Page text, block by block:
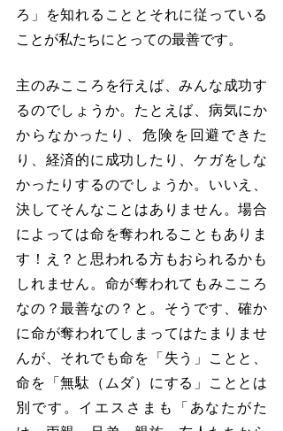
ろ」を知れることとそれに従っている
ことが私たちにとっての最善です。
主のみこころを行えば、みんな成功す
るのでしょうか。たとえば、病気にか
からなかったり、危険を回避できた
り、経済的に成功したり、ケガをしな
かったりするのでしょうか。いいえ、
決してそんなことはありません。場合
によっては命を奪われることもありま
す！え？と思われる方もおられるかも
しれません。命が奪われてもみこころ
なの？最善なの？と。そうです、確か
に命が奪われてしまってはたまりませ
んが、それでも命を「失う」ことと、
命を「無駄（ムダ）にする」こととは
別です。イエスさまも「あなたがた